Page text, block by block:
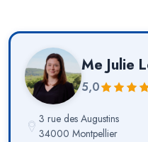
MeJulie
5,0
3 rue des Augustins
34000 Montpellier